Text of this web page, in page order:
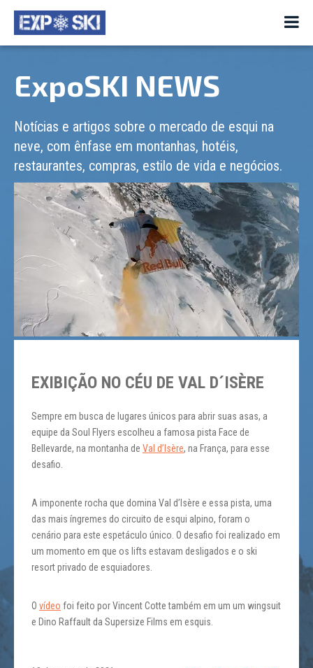
ExpoSKI NEWS
Notícias e artigos sobre o mercado de esqui na
neve, com ênfase em montanhas, hotéis,
restaurantes, compras, estilo de vida e negócios.
EXIBIÇÃO NO CÉU DE VAL D´ISÈRE
Sempre em busca de lugares únicos para abrir suas asas, a
equipe da Soul Flyers escolheu a famosa pista Face de
Bellevarde, na montanha de Val d’Isère, na França, para esse
desafio.
A imponente rocha que domina Val d’Isère e essa pista, uma
das mais íngremes do circuito de esqui alpino, foram o
cenário para este espetáculo único. O desafio foi realizado em
um momento em que os lifts estavam desligados e o ski
resort privado de esquiadores.
O vídeo foi feito por Vincent Cotte também em um um wingsuit
e Dino Raffault da Supersize Films em esquis.